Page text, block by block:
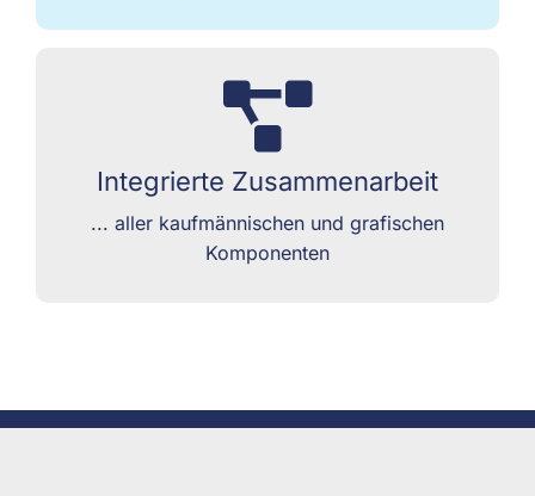
Integrierte Zusammenarbeit
... aller kaufmännischen und grafischen
Komponenten
Mit dem FairDesigner können Sie in der
Komponenten zugreifen und umgekehrt.